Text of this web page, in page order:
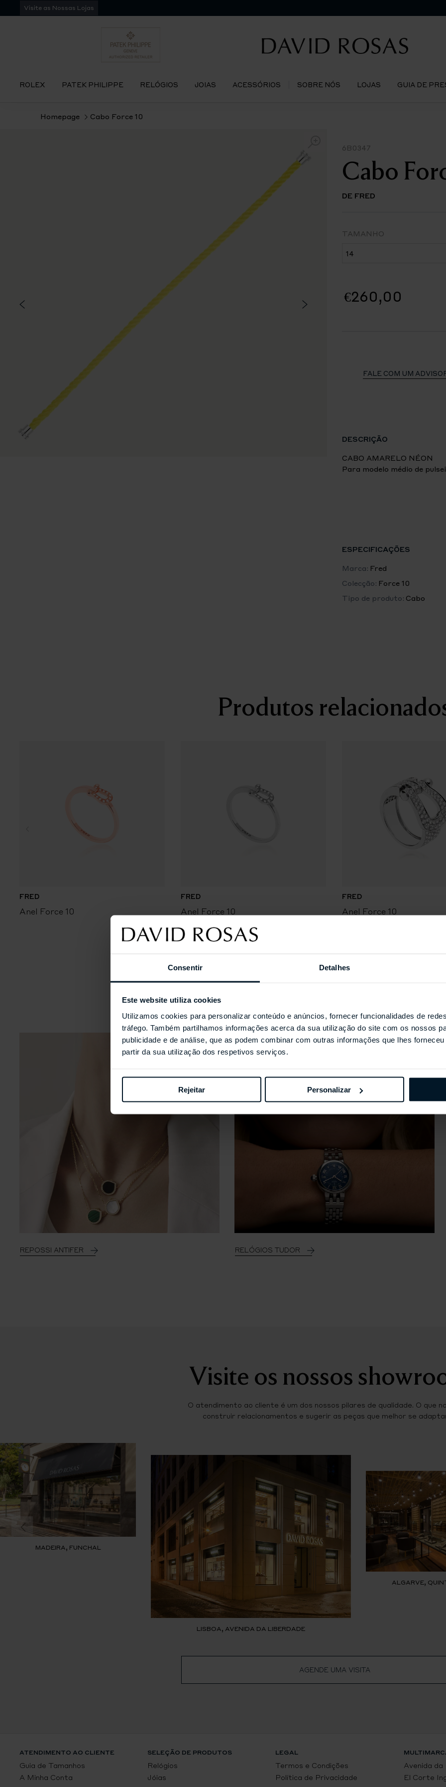
Consentir Detalhes
Este website utiliza cookies
Utilizamos cookies para personalizar conteúdo e anúncios, fornecer funcionalidades de
tráfego. Também partilhamos informações acerca da sua utilização do site com os nossos
publicidade e de análise, que as podem combinar com outras informações que lhes
partir da sua utilização dos respetivos serviços.
Rejeitar Personalizar
para
Visite as Nossas Lojas
ROLEX PATEK PHILIPPE RELÓGIOS JOIAS ACESSÓRIOS SOBRE NÓS LOJAS GUIA DE
Homepage Cabo Force 10
6B0347
Cabo
DE FRED
TAMANHO
€260,00
FALE COM UM
DESCRIÇÃO
CABO AMARELO NÉON
Para modelo médio de
ESPECIFICAÇÕES
Marca: Fred
Colecção: Force 10
Tipo de produto: Cabo
Produtos
FRED
Anel Force 10
FRED
Anel Force 10
FRED
Anel Force 10
Coleções
REPOSSI ANTIFER RELÓGIOS TUDOR
Visite os nossos
O atendimento ao cliente é um dos nossos pilares de qualidade. O que
construir relacionamentos e sugerir as peças que melhor se
MADEIRA, FUNCHAL
LISBOA, AVENIDA DA LIBERDADE
ALGARVE,
AGENDE UMA VISITA
ATENDIMENTO AO CLIENTE
Guia de Tamanhos
A Minha Conta
SELEÇÃO DE PRODUTOS
Relógios
Jóias
LEGAL
Termos e Condições
Política de Privacidade
Avenida
El Corte